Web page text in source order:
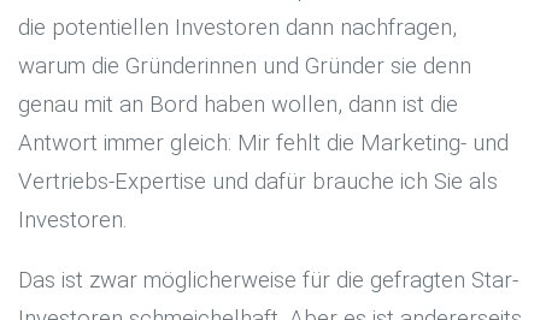
die potentiellen Investoren dann nachfragen,
warum die Gründerinnen und Gründer sie denn
genau mit an Bord haben wollen, dann ist die
Antwort immer gleich: Mir fehlt die Marketing- und
Vertriebs-Expertise und dafür brauche ich Sie als
Investoren.
Das ist zwar möglicherweise für die gefragten Star-